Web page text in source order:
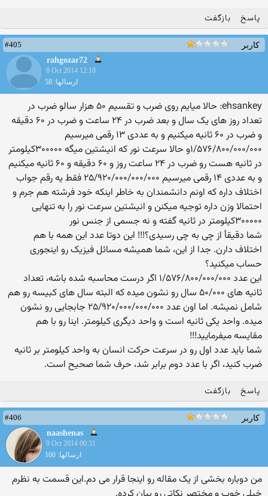
پاسخ بازگفت
کاربر
#405
rahgozar72
8 Oct 2014 12:18
ارسالها: 58
ehsankey: حالا میایم روی ضرب و تقسیم ۵۰ هزار سالو ضرب در
تعداد روز های یک سال و بعد ضرب در ۲۴ ساعت و ضرب در ۶۰ دقیقه
و ضرب در ۶۰ ثانیه میکنیم و به عددی ۱۳ رقمی میرسیم
۱/۵۷۶/۸۰۰/۰۰۰/۰۰۰و حالا سرعت نور که انیشتین میگه ۳۰۰۰۰۰کیلومتر
در ثانیه هست رو ضرب در ۲۴ ساعت روز و ۶۰ دقیقه و ۶۰ ثانیه میکنیم
و به عددی ۱۴ رقمی میرسیم ۲۵/۹۲۰/۰۰۰/۰۰۰/۰۰۰ فقط یه رقم جواب
اختلاف داره که اونم دانشمندان به خاطر اینکه خود فرشته هم جرم و
احتمالا وزن داره توجیه میکنن و انیشتین سرعت نور را به تنهایی
۳۰۰۰۰۰کیلومتر در ثانیه گفته و نه جسمی از جنس نور
شما دقیقأ از چی به چی رسیدی؟!!! این دوتا عدد این همه با هم
اختلاف دارن. جدا از این، شما همیشه مسائل فیزیک رو اینجوری
حساب میکنید؟
این عدد ۱/۵۷۶/۸۰۰/۰۰۰/۰۰۰ اگر درست محاسبه شده باشه، تعداد
ثانیه های ۵۰/۰۰۰ سال رو نشون میده که البته سال های کبیسه رو هم
شامل نمیشه. اما اون عدد ۲۵/۹۲۰/۰۰۰/۰۰۰/۰۰۰ جابجایی رو نشون
میده. واحد یکی ثانیه است و واحد دیگری کیلومتر. اینا رو با هم
مقایسه میفرمایید!!!
شما باید عدد اول رو در سرعت حرکت انسان به واحد کیلومتر بر ثانیه
ضرب کنید، اگر با عدد دوم برابر شد، حرف شما صحیح است.
پاسخ بازگفت
کاربر
#406
naashenas
9 Oct 2014 00:31
ارسالها: 160
من دوباره بخشی از یک مقاله رو اینجا قرار می دم.این قسمت به نظرم